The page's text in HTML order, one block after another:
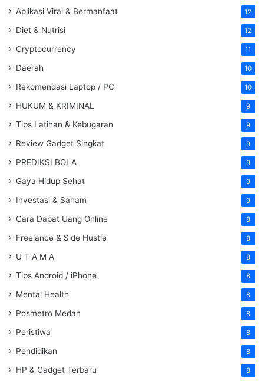
Aplikasi Viral & Bermanfaat 12
Diet & Nutrisi 12
Cryptocurrency 11
Daerah 10
Rekomendasi Laptop / PC 10
HUKUM & KRIMINAL 9
Tips Latihan & Kebugaran 9
Review Gadget Singkat 9
PREDIKSI BOLA 9
Gaya Hidup Sehat 9
Investasi & Saham 9
Cara Dapat Uang Online 8
Freelance & Side Hustle 8
U T A M A 8
Tips Android / iPhone 8
Mental Health 8
Posmetro Medan 8
Peristiwa 8
Pendidikan 8
HP & Gadget Terbaru 8